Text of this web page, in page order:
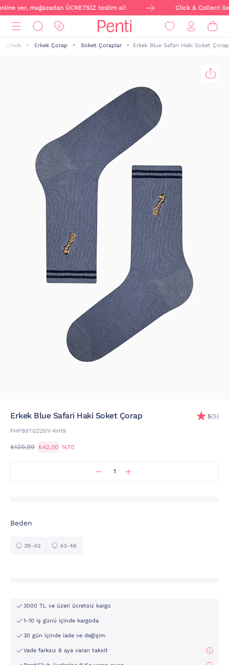
ver, mağazadan ÜCRETSİZ teslim al! Click & Collect ile
Erkek Erkek Çorap Soket Çoraplar Erkek Blue Safari Haki Soket Çorap
Erkek Blue Safari Haki Soket Çorap
PHP99TG225IY-KH19
5(5)
₺139,99 ₺42,00 %70
Beden
39-42 43-46
3000 TL ve üzeri ücretsiz kargo
1-10 iş günü içinde kargoda
30 gün içinde iade ve değişim
Vade farksız 6 aya varan taksit